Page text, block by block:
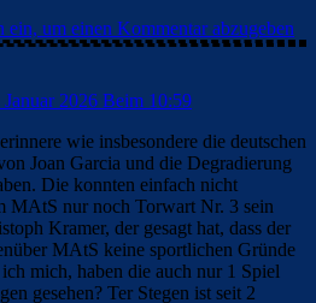
ein, um einen Kommentar abzugeben
Januar 2026 Beim 10:59
wie insbesondere die deutschen
Joan Garcia und die Degradierung
Die konnten einfach nicht
MAtS nur noch Torwart Nr. 3 sein
Kramer, der gesagt hat, dass der
MAtS keine sportlichen Gründe
mich, haben die auch nur 1 Spiel
gesehen? Ter Stegen ist seit 2